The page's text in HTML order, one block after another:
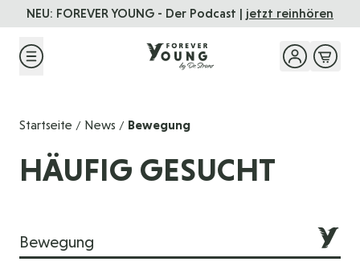
Direkt zum Inhalt
NEU: FOREVER YOUNG - Der Podcast | jetzt reinhören
Startseite / News / Bewegung
HÄUFIG GESUCHT
Bewegung